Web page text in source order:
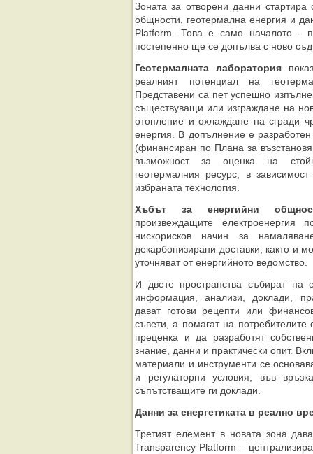
Зоната за отворени данни
общности, геотермална енергия и
Platform. Това е само началото -
постепенно ще се допълва с ново
Геотермалната лаборатория
реалният потенциал на
Представени са пет успешно
съществуващи или изграждане на
отопление и охлаждане на сгради
енергия. В допълнение е
(финансиран по Плана за
възможност за оценка на
геотермалния ресурс, в
избраната технология.
Хъбът за енергийни
произвеждащите електроенергия
нискорисков начин за
декарбонизирани доставки, както и
уточняват от енергийното ведомство.
И двете пространства събират на
информация, анализи, доклади,
дават готови рецепти или
съвети, а помагат на
преценка и да разработят
знание, данни и практически опит.
материали и инструменти се
и регулаторни условия, във
съпътстващите ги доклади.
Данни за енергетиката в реално
Третият елемент в новата зона
Transparency Platform –